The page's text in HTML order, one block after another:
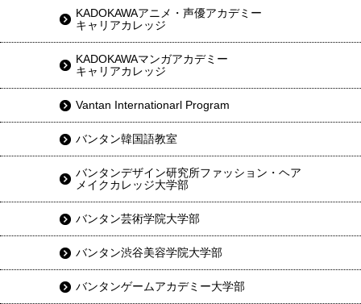
KADOKAWAアニメ・声優アカデミー
キャリアカレッジ
KADOKAWAマンガアカデミー
キャリアカレッジ
Vantan Internationarl Program
バンタン韓国語教室
バンタンデザイン研究所ファッション・ヘア
メイクカレッジ大学部
バンタン芸術学院大学部
バンタン渋谷美容学院大学部
バンタンゲームアカデミー大学部